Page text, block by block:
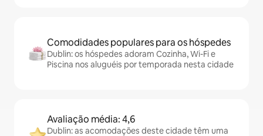
Comodidades populares para os hóspedes
Dublin: os hóspedes adoram Cozinha, Wi-Fi e
Piscina nos aluguéis por temporada nesta cidade
Avaliação média: 4,6
Dublin: as acomodações deste cidade têm uma